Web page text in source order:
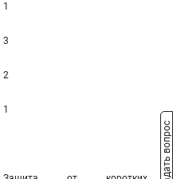
1
3
2
1
Задать вопрос